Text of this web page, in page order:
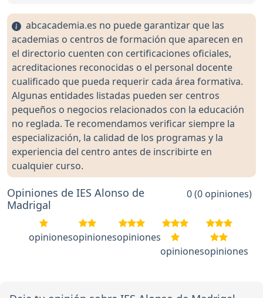
abcacademia.es no puede garantizar que las
academias o centros de formación que aparecen en
el directorio cuenten con certificaciones oficiales,
acreditaciones reconocidas o el personal docente
cualificado que pueda requerir cada área formativa.
Algunas entidades listadas pueden ser centros
pequeños o negocios relacionados con la educación
no reglada. Te recomendamos verificar siempre la
especialización, la calidad de los programas y la
experiencia del centro antes de inscribirte en
cualquier curso.
Opiniones de IES Alonso de
Madrigal
0 (0 opiniones)
opinionesopinionesopiniones
opinionesopiniones